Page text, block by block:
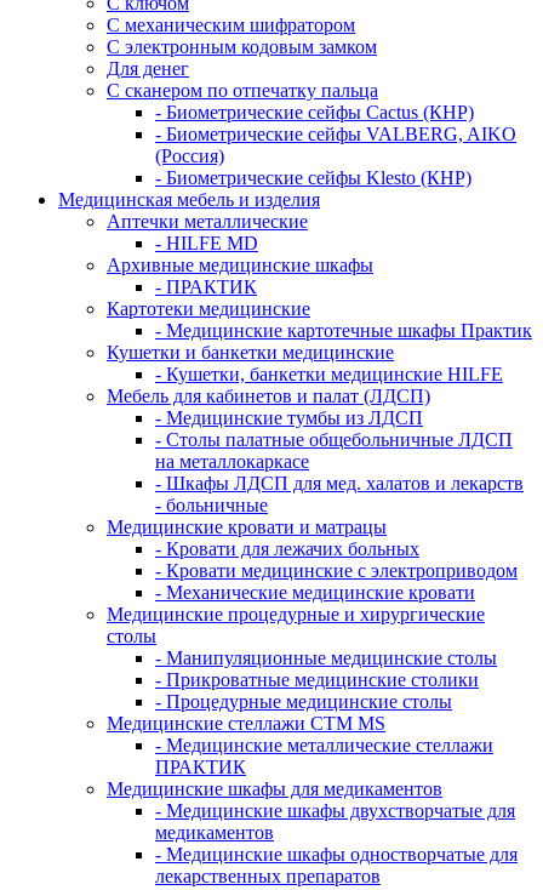
С механическим шифратором
С электронным кодовым замком
Для денег
С сканером по отпечатку пальца
- Биометрические сейфы Cactus (КНР)
- Биометрические сейфы VALBERG, AIKO
(Россия)
- Биометрические сейфы Klesto (КНР)
Медицинская мебель и изделия
Аптечки металлические
- HILFE MD
Архивные медицинские шкафы
- ПРАКТИК
Картотеки медицинские
- Медицинские картотечные шкафы Практик
Кушетки и банкетки медицинские
- Кушетки, банкетки медицинские HILFE
Мебель для кабинетов и палат (ЛДСП)
- Медицинские тумбы из ЛДСП
- Столы палатные общебольничные ЛДСП
на металлокаркасе
- Шкафы ЛДСП для мед. халатов и лекарств
- больничные
Медицинские кровати и матрацы
- Кровати для лежачих больных
- Кровати медицинские с электроприводом
- Механические медицинские кровати
Медицинские процедурные и хирургические
столы
- Манипуляционные медицинские столы
- Прикроватные медицинские столики
- Процедурные медицинские столы
Медицинские стеллажи CTM MS
- Медицинские металлические стеллажи
ПРАКТИК
Медицинские шкафы для медикаментов
- Медицинские шкафы двухстворчатые для
медикаментов
- Медицинские шкафы одностворчатые для
лекарственных препаратов